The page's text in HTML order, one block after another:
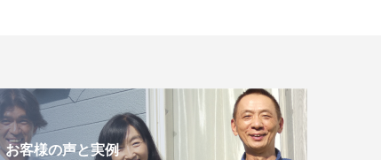
お客様の声と実例